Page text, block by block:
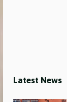
Latest News